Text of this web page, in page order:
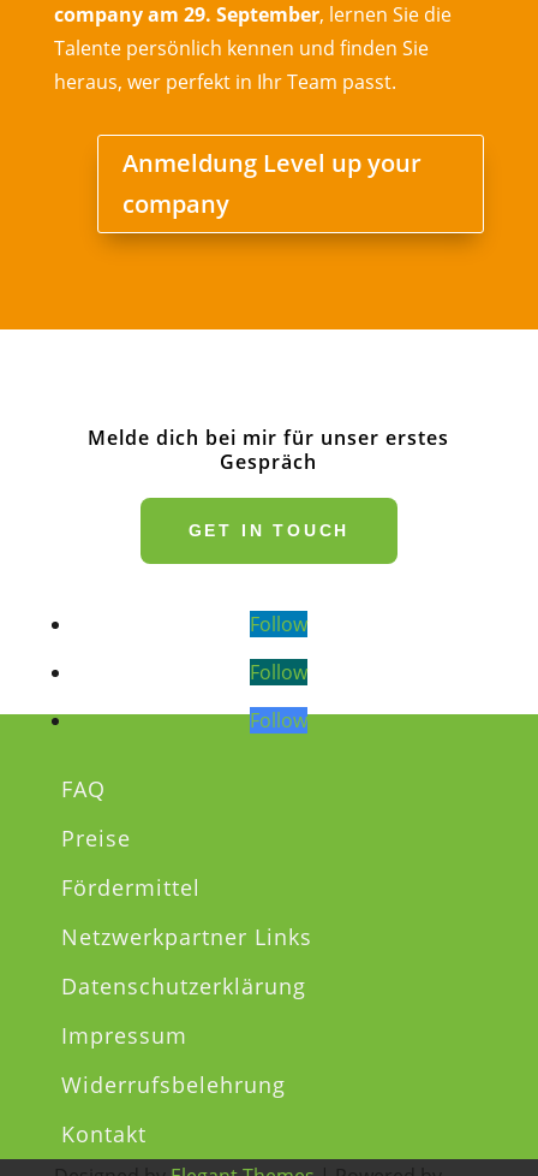
company am 29. September, lernen Sie die
Talente persönlich kennen und finden Sie
heraus, wer perfekt in Ihr Team passt.
Anmeldung Level up your
company
Melde dich bei mir für unser erstes
Gespräch
GET IN TOUCH
Follow
Follow
Follow
FAQ
Preise
Fördermittel
Netzwerkpartner Links
Datenschutzerklärung
Impressum
Widerrufsbelehrung
Kontakt